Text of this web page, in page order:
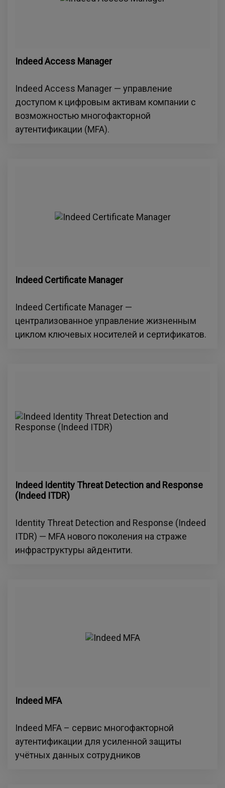
Indeed Access Manager
Indeed Access Manager — управление
доступом к цифровым активам компании с
возможностью многофакторной
аутентификации (MFA).
Indeed Certificate Мanager
Indeed Certificate Мanager —
централизованное управление жизненным
циклом ключевых носителей и сертификатов.
Indeed Identity Threat Detection and Response
(Indeed ITDR)
Identity Threat Detection and Response (Indeed
ITDR) — MFA нового поколения на страже
инфраструктуры айдентити.
Indeed MFA
Indeed MFA – сервис многофакторной
аутентификации для усиленной защиты
учётных данных сотрудников